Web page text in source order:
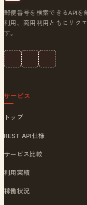
郵便番号を検索できるAPIを
利用、商用利用ともにリク
す。
サービス
トップ
REST API仕様
サービス比較
利用実績
稼働状況